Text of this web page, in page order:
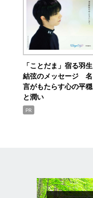
「ことだま」宿る羽生
結弦のメッセージ 名
言がもたらす心の平穏
と潤い
PR